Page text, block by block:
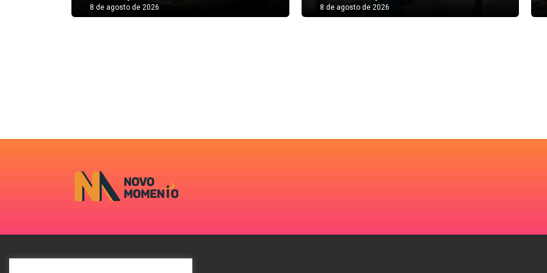
8 de agosto de 2026 8 de agosto de 2026